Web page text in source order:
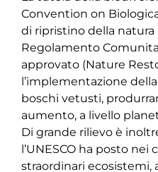
Convention on
di ripristino della natura
Regolamento
approvato (Nature
l’implementazione
boschi vetusti,
aumento, a livello
Di grande rilievo è
l’UNESCO ha posto
straordinari ecosistemi,